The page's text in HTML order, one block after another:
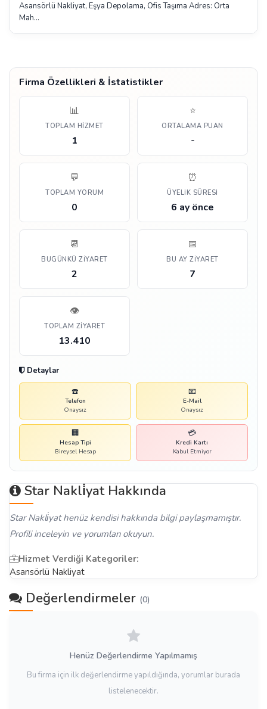
Asansörlü Nakliyat, Eşya Depolama, Ofis Taşıma Adres: Orta
Mah…
Firma Özellikleri & İstatistikler
📊
TOPLAM HIZMET
1
⭐
ORTALAMA PUAN
-
💬
TOPLAM YORUM
0
⏰
ÜYELIK SÜRESI
6 ay önce
📆
BUGÜNKÜ ZIYARET
2
📅
BU AY ZIYARET
7
👁️
TOPLAM ZIYARET
13.410
Detaylar
☎️
Telefon
Onaysız
📧
E-Mail
Onaysız
🏢
Hesap Tipi
Bireysel Hesap
💳
Kredi Kartı
Kabul Etmiyor
Star Nakli̇yat Hakkında
Star Nakli̇yat henüz kendisi hakkında bilgi paylaşmamıştır.
Profili inceleyin ve yorumları okuyun.
Hizmet Verdiği Kategoriler:
Asansörlü Nakliyat
Değerlendirmeler (0)
Henüz Değerlendirme Yapılmamış
Bu firma için ilk değerlendirme yapıldığında, yorumlar burada
listelenecektir.